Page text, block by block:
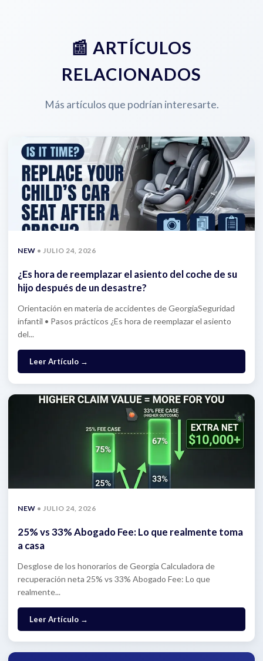
📰 ARTÍCULOS
RELACIONADOS
Más artículos que podrían interesarte.
NEW • JULIO 24, 2026
¿Es hora de reemplazar el asiento del coche de su
hijo después de un desastre?
Orientación en materia de accidentes de GeorgiaSeguridad
infantil • Pasos prácticos ¿Es hora de reemplazar el asiento
del...
Leer Artículo: ¿Es hora de reemplazar el asiento del coche de
→
NEW • JULIO 24, 2026
25% vs 33% Abogado Fee: Lo que realmente toma
a casa
Desglose de los honorarios de Georgia Calculadora de
recuperación neta 25% vs 33% Abogado Fee: Lo que
realmente...
Leer Artículo: 25% vs 33% Abogado Fee: Lo que realmente
→